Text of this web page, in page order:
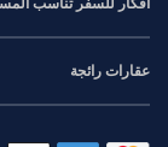
عقارات رائجة